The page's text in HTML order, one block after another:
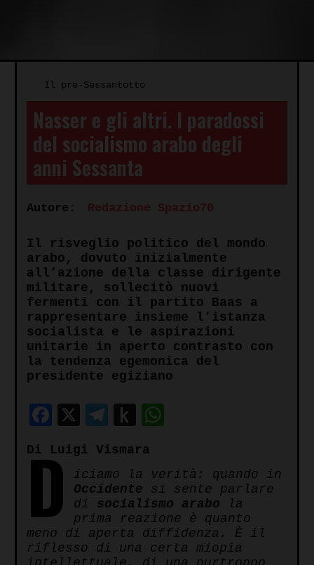
Il pre-Sessantotto
Nasser e gli altri. I paradossi
del socialismo arabo degli
anni Sessanta
Autore: Redazione Spazio70
Il risveglio politico del mondo
arabo, dovuto inizialmente
all’azione della classe dirigente
militare, sollecitò nuovi
fermenti con il partito Baas a
rappresentare insieme l’istanza
socialista e le aspirazioni
unitarie in aperto contrasto con
la tendenza egemonica del
presidente egiziano
Facebook
X Telegram
Push
Kindle
Di Luigi Vismara
D iciamo la verità: quando in
Occidente si sente parlare
di socialismo arabo la
prima reazione è quanto
meno di aperta diffidenza. È il
riflesso di una certa miopia